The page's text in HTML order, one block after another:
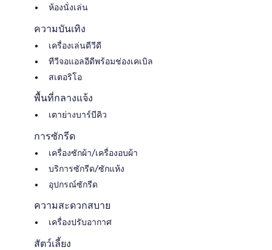
ห้องนั่งเล่น
ความบันเทิง
เครื่องเล่นดีวีดี
ทีวีจอแอลอีดีพร้อมช่องเคเบิล
สเตอริโอ
พื้นที่กลางแจ้ง
เตาย่างบาร์บีคิว
การซักรีด
เครื่องซักผ้า/เครื่องอบผ้า
บริการซักรีด/ซักแห้ง
อุปกรณ์ซักรีด
ความสะดวกสบาย
เครื่องปรับอากาศ
สัตว์เลี้ยง